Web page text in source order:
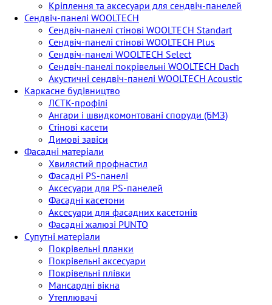
Кріплення та аксесуари для сендвіч-панелей
Сендвіч-панелі WOOLTECH
Сендвіч-панелі стінові WOOLTECH Standart
Сендвіч-панелі стінові WOOLTECH Plus
Сендвіч-панелі WOOLTECH Select
Сендвіч-панелі покрівельні WOOLTECH Dach
Акустичні сендвіч-панелі WOOLTECH Acoustic
Каркасне будівництво
ЛСТК-профілі
Ангари і швидкомонтовані споруди (БМЗ)
Стінові касети
Димові завіси
Фасадні матеріали
Хвилястий профнастил
Фасадні PS-панелі
Аксесуари для PS-панелей
Фасадні касетони
Аксесуари для фасадних касетонів
Фасадні жалюзі PUNTO
Супутні матеріали
Покрівельні планки
Покрівельні аксесуари
Покрівельні плівки
Мансардні вікна
Утеплювачі